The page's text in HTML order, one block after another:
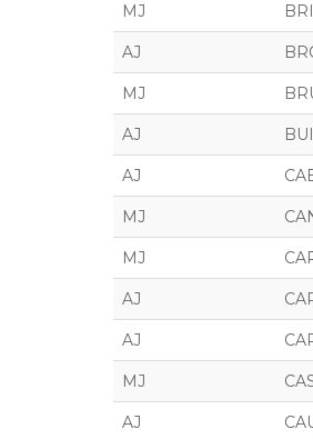
MJ
AJ
MJ
AJ
AJ
MJ
MJ
AJ
AJ
MJ
AJ